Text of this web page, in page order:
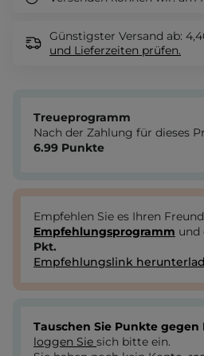
Günstigster Versand ab:
und Lieferzeiten prüfen.
Treueprogramm
Nach der Zahlung für dieses
6.99 Punkte
Empfehlen Sie es Ihren
Empfehlungsprogramm und
Pkt.
Empfehlungslink
Tauschen Sie Punkte gegen
loggen Sie sich bitte ein.